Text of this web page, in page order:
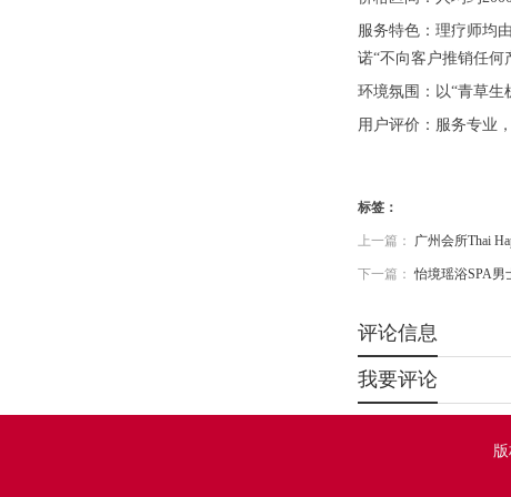
服务特色：理疗师均
诺“不向客户推销任何
环境氛围：以“青草生
用户评价：服务专业
标签：
上一篇： 广州会所Thai
下一篇：怡境瑶浴SPA男
评论信息
我要评论